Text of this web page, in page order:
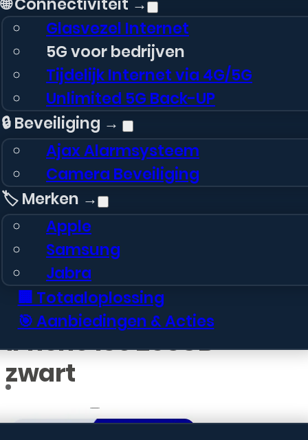
Glasvezel Internet
5G voor bedrijven
Tijdelijk Internet via 4G/5G
Unlimited 5G Back-UP
🔒 Beveiliging →
Ajax Alarmsysteem
Camera Beveiliging
🏷️ Merken →
Apple
Samsung
Jabra
🏢 Totaaloplossing
🎯 Aanbiedingen & Acties
iPhone 16e 256GB
zwart